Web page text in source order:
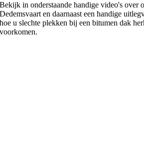
Bekijk in onderstaande handige video's over
Dedemsvaart en daarnaast een handige
hoe u slechte plekken bij een bitumen dak
voorkomen.